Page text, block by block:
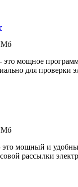
Мб
мощное
для проверки
Мб
это мощный и
рассылки